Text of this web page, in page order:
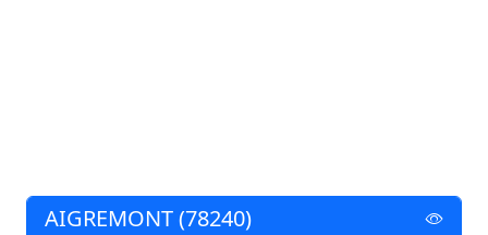
AIGREMONT (78240)